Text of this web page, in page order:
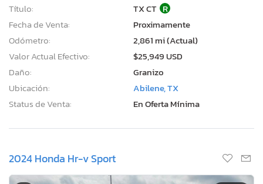
Título:
TX CT R
Fecha de Venta:
Proximamente
Odómetro:
2,861 mi (Actual)
Valor Actual Efectivo:
$25,949 USD
Daño:
Granizo
Ubicación:
Abilene, TX
Status de Venta:
En Oferta Mínima
2024 Honda Hr-v Sport